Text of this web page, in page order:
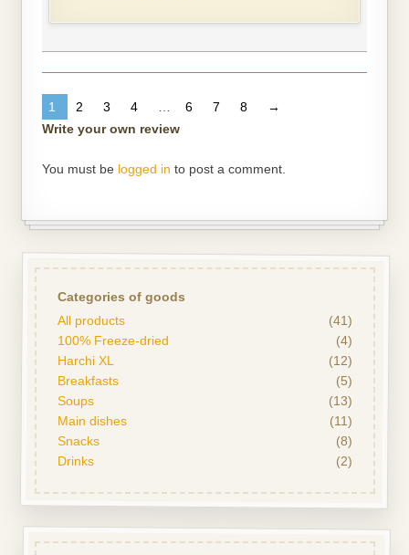
1 2 3 4 6 7 8
→
Write your own review
You must be logged in to post a comment.
Categories of goods
All products
(41)
100% Freeze-dried
(4)
Harchi XL
(12)
Breakfasts
(5)
Soups
(13)
Main dishes
(11)
Snacks
(8)
Drinks
(2)